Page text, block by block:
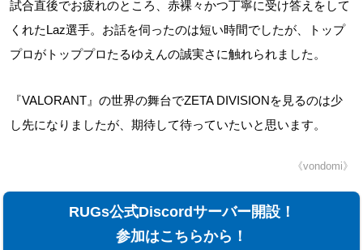
試合直後でお疲れのところ、赤裸々かつ丁寧に受け答えをして
くれたLaz選手。お話を伺ったのは短い時間でしたが、トップ
プロがトッププロたるゆえんの誠実さに触れられました。
『VALORANT』の世界の舞台でZETA DIVISIONを見るのは少
し先になりましたが、期待して待っていたいと思います。
《vondomi》
RUGs公式Discordサーバー開設！
参加はこちらから！